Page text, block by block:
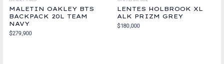
MALETIN OAKLEY BTS
BACKPACK 20L TEAM
NAVY
$279,900
LENTES HOLBROOK XL
ALK PRIZM GREY
$180,000